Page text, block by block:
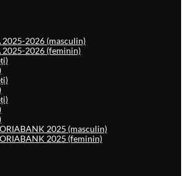
2026 (masculin)
2026 (feminin)
2025 (masculin)
2025 (feminin)